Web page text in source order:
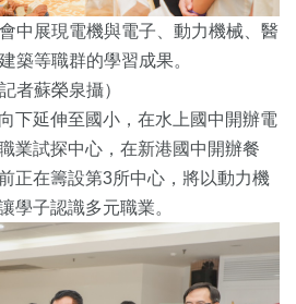
中展現電機與電子、動力機械、醫
築等職群的學習成果。
記者蘇榮泉攝）
下延伸至國小，在水上國中開辦電
業試探中心，在新港國中開辦餐
正在籌設第3所中心，將以動力機
學子認識多元職業。